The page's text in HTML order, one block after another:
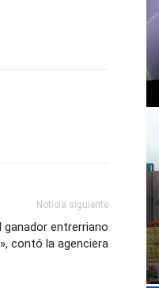
Noticia siguiente
ganador entrerriano
contó la agenciera